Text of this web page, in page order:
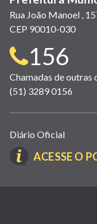
Rua João Manoel ,
CEP 90010-030
Telefone
para
contato:
156
Chamadas de outras
(51) 3289 0156
Links
úteis
(abrem
nova
Diário Oficial
ACESSE O